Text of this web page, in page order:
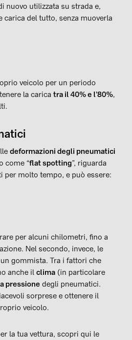
nuovo utilizzata su strada e,
del tutto, senza muoverla
veicolo per un periodo
la carica tra il 40% e l'80%,
deformazioni degli pneumatici
come “flat spotting”, riguarda
per molto tempo, e può essere:
per alcuni chilometri, fino a
Nel secondo, invece, le
gommista. Tra i fattori che
anche il clima(in particolare
pressione degli pneumatici.
sorprese e ottenere il
veicolo.
la tua vettura, scopri qui le